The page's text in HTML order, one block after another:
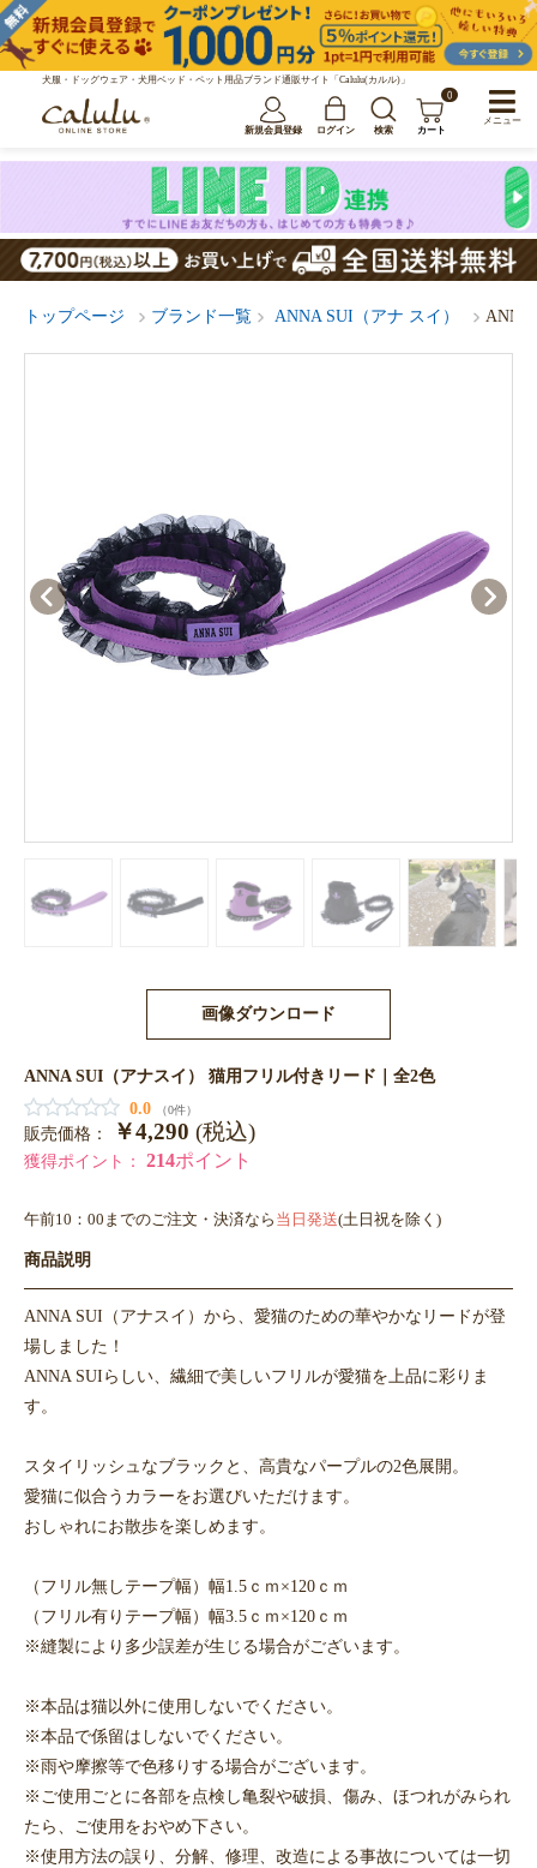
犬服・ドッグウェア・犬用ベッド・ペット用品ブランド通販サイト「Calulu(カルル)」
新規会員登録 ログイン 検索
0
カート
トップページ ブランド一覧 ANNA SUI（アナ スイ） ANNA
画像ダウンロード
ANNA SUI（アナスイ） 猫用フリル付きリード｜全2色
0.0
（0件）
販売価格： ￥4,290 (税込)
獲得ポイント： 214ポイント
午前10：00までのご注文・決済なら 当日発送(土日祝を除く)
商品説明
ANNA SUI（アナスイ）から、愛猫のための華やかなリードが登
場しました！
ANNA SUIらしい、繊細で美しいフリルが愛猫を上品に彩りま
す。
スタイリッシュなブラックと、高貴なパープルの2色展開。
愛猫に似合うカラーをお選びいただけます。
おしゃれにお散歩を楽しめます。
（フリル無しテープ幅）幅1.5ｃｍ×120ｃｍ
（フリル有りテープ幅）幅3.5ｃｍ×120ｃｍ
※縫製により多少誤差が生じる場合がございます。
※本品は猫以外に使用しないでください。
※本品で係留はしないでください。
※雨や摩擦等で色移りする場合がございます。
※ご使用ごとに各部を点検し亀裂や破損、傷み、ほつれがみられ
たら、ご使用をおやめ下さい。
※使用方法の誤り、分解、修理、改造による事故については一切
メニュー